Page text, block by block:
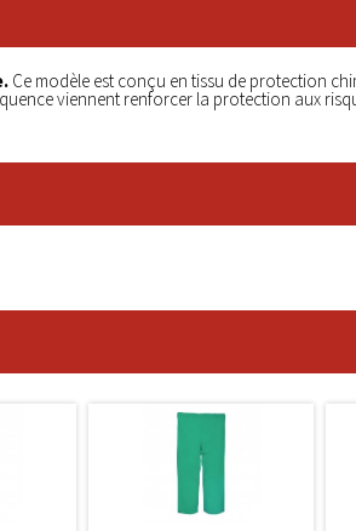
Ce modèle est conçu en tissu de protection
viennent renforcer la protection aux